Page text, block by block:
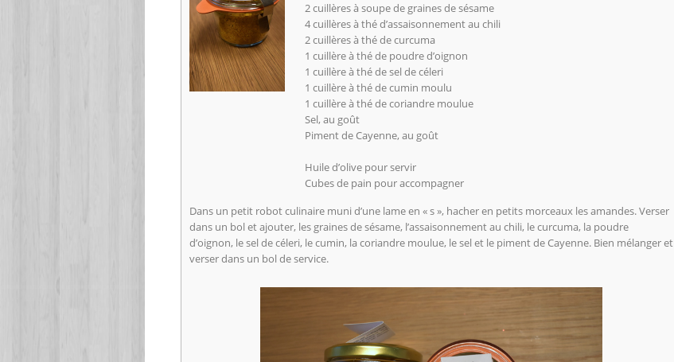
2 cuillères à soupe de graines de sésame
4 cuillères à thé d’assaisonnement au chili
2 cuillères à thé de curcuma
1 cuillère à thé de poudre d’oignon
1 cuillère à thé de sel de céleri
1 cuillère à thé de cumin moulu
1 cuillère à thé de coriandre moulue
Sel, au goût
Piment de Cayenne, au goût
Huile d’olive pour servir
Cubes de pain pour accompagner
Dans un petit robot culinaire muni d’une lame en « s », hacher en petits morceaux les amandes. Verser
dans un bol et ajouter, les graines de sésame, l’assaisonnement au chili, le curcuma, la poudre
d’oignon, le sel de céleri, le cumin, la coriandre moulue, le sel et le piment de Cayenne. Bien mélanger et
verser dans un bol de service.